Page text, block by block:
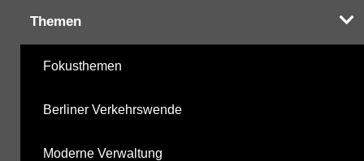
Themen
Fokusthemen
Berliner Verkehrswende
Moderne Verwaltung